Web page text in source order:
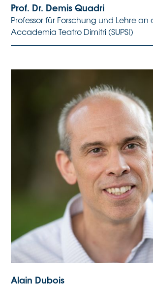
Prof. Dr. Demis Quadri
Professor für Forschung und Lehre an
Accademia Teatro Dimitri (SUPSI)
Alain Dubois